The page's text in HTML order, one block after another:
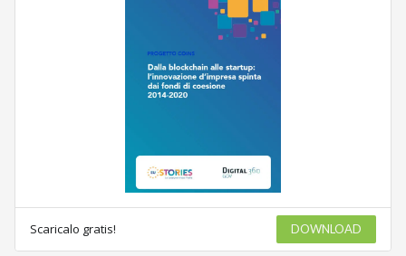
Scaricalo gratis! DOWNLOAD